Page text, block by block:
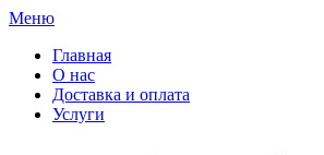
Меню
Главная
О нас
Доставка и оплата
Услуги